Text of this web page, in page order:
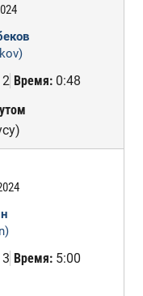
Время:0:48
Время:5:00